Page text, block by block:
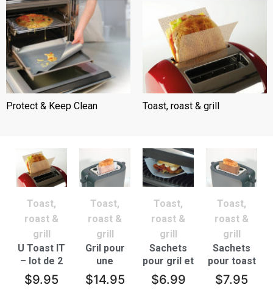
Protect & Keep Clean Toast, roast & grill
Toast,
roast &
grill
U Toast IT
– lot de 2
$9.95
Toast,
roast &
grill
Gril pour
une
cuisson
sans
$14.95
Toast,
roast &
grill
Sachets
pour gril et
paninis –
lot de 3
$6.99
Toast,
roast &
grill
Sachets
pour toast
– lot de 2 –
Marron
$7.95